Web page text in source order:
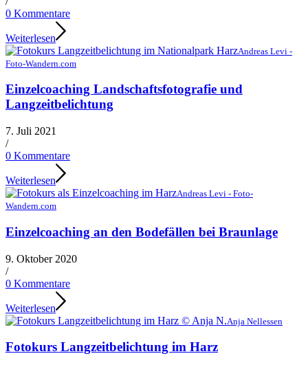
0 Kommentare
Weiterlesen
Andreas Levi -
Foto-Wandern.com
Einzelcoaching Landschaftsfotografie und
Langzeitbelichtung
7. Juli 2021
/
0 Kommentare
Weiterlesen
Andreas Levi - Foto-
Wandern.com
Einzelcoaching an den Bodefällen bei Braunlage
9. Oktober 2020
/
0 Kommentare
Weiterlesen
Anja Nellessen
Fotokurs Langzeitbelichtung im Harz